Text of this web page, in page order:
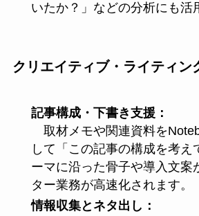
いたか？」などの分析にも活
クリエイティブ・ライティン
記事構成・下書き支援：
取材メモや関連資料を
して「この記事の構成を考え
ーマに沿った骨子や導入文案
ター業務が高速化されます。
情報収集とネタ出し：